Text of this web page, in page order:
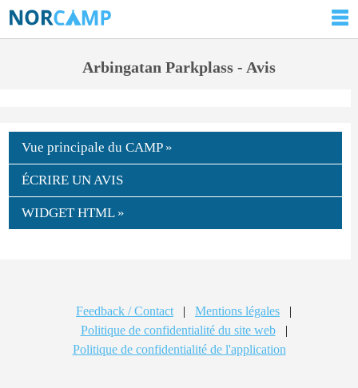
Arbingatan Parkplass - Avis
Vue principale du CAMP »
ÉCRIRE UN AVIS
WIDGET HTML »
Feedback / Contact | Mentions légales
|
Politique de confidentialité du site web
|
Politique de confidentialité de l'application